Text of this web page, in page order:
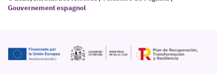
Gouvernement espagnol